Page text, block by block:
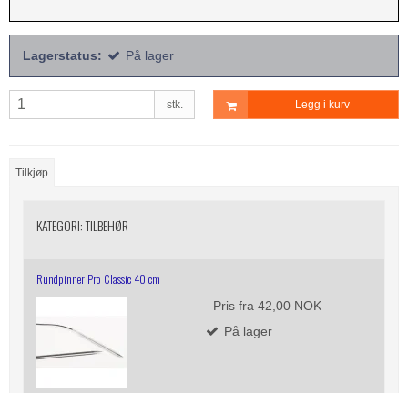
Lagerstatus: På lager
stk. Legg i kurv
Tilkjøp
KATEGORI:TILBEHØR
Rundpinner Pro Classic 40 cm
Pris fra 42,00 NOK
På lager